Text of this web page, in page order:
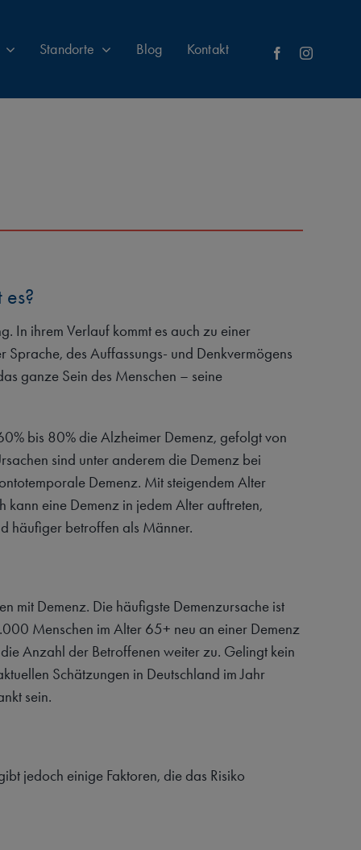
Standorte Blog Kontakt
In ihrem Verlauf kommt es auch zu einer
des Auffassungs- und Denkvermögens
ganze Sein des Menschen – seine
bis 80% die Alzheimer Demenz, gefolgt von
sind unter anderem die Demenz bei
Demenz. Mit steigendem Alter
eine Demenz in jedem Alter auftreten,
häufiger betroffen als Männer.
mit Demenz. Die häufigste Demenzursache ist
Menschen im Alter 65+ neu an einer Demenz
Anzahl der Betroffenen weiter zu. Gelingt kein
Schätzungen in Deutschland im Jahr
sein.
jedoch einige Faktoren, die das Risiko